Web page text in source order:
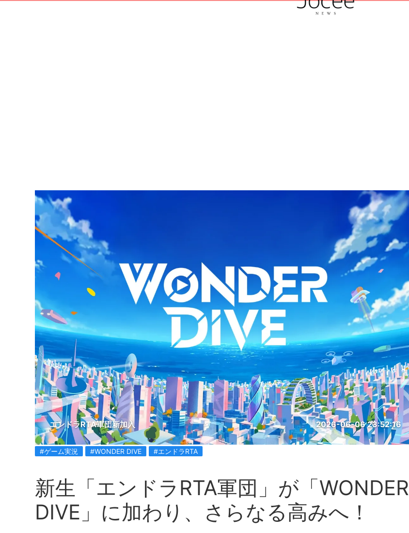
エンドラRTA軍団新加入 2026-06-06 23:52:16
#ゲーム実況 #WONDER DIVE #エンドラRTA
新生「エンドラRTA軍団」が「WONDER
DIVE」に加わり、さらなる高みへ！